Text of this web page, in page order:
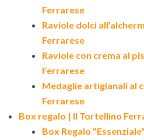
Ferrarese
Raviole dolci
Ferrarese
Raviole con crema al
Ferrarese
Medaglie artigianali al
Ferrarese
Box regalo | Il Tortellino
Box Regalo